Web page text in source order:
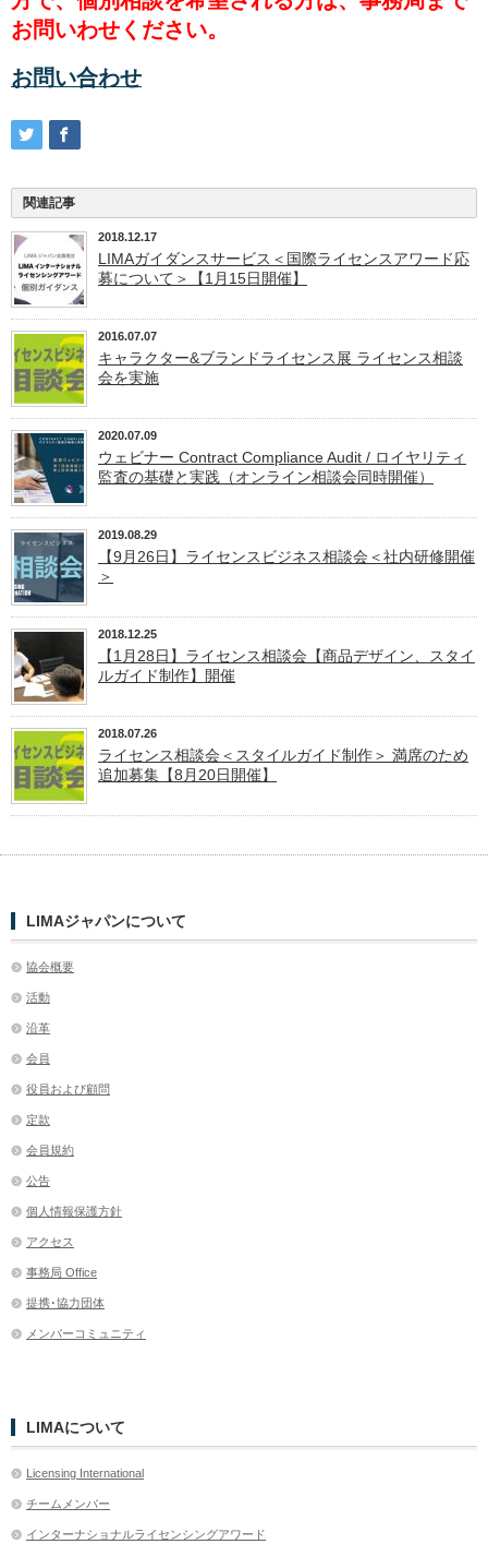
お問いわせください。
お問い合わせ
関連記事
2018.12.17
LIMAガイダンスサービス＜国際ライセンスアワード応
募について＞【1月15日開催】
2016.07.07
キャラクター&ブランドライセンス展 ライセンス相談
会を実施
2020.07.09
ウェビナー Contract Compliance Audit / ロイヤリティ
監査の基礎と実践（オンライン相談会同時開催）
2019.08.29
【9月26日】ライセンスビジネス相談会＜社内研修開催
＞
2018.12.25
【1月28日】ライセンス相談会【商品デザイン、スタイ
ルガイド制作】開催
2018.07.26
ライセンス相談会＜スタイルガイド制作＞ 満席のため
追加募集【8月20日開催】
LIMAジャパンについて
協会概要
活動
沿革
会員
役員および顧問
定款
会員規約
公告
個人情報保護方針
アクセス
事務局 Office
提携･協力団体
メンバーコミュニティ
LIMAについて
Licensing International
チームメンバー
インターナショナルライセンシングアワード